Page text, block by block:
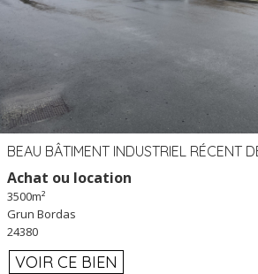
Achat ou location
3500m²
Grun Bordas
24380
VOIR CE BIEN